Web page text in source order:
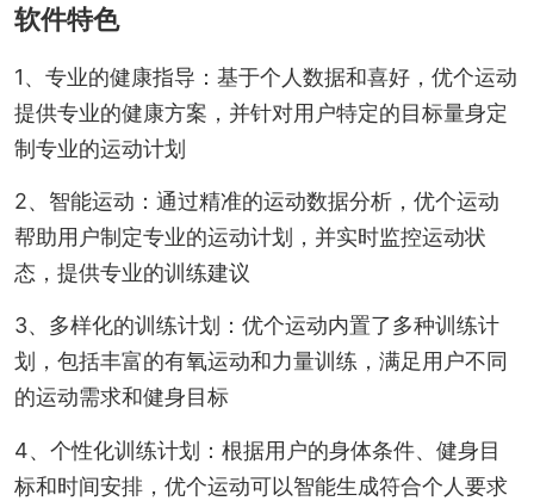
软件特色
1、专业的健康指导：基于个人数据和喜好，优个运动
提供专业的健康方案，并针对用户特定的目标量身定
制专业的运动计划
2、智能运动：通过精准的运动数据分析，优个运动
帮助用户制定专业的运动计划，并实时监控运动状
态，提供专业的训练建议
3、多样化的训练计划：优个运动内置了多种训练计
划，包括丰富的有氧运动和力量训练，满足用户不同
的运动需求和健身目标
4、个性化训练计划：根据用户的身体条件、健身目
标和时间安排，优个运动可以智能生成符合个人要求